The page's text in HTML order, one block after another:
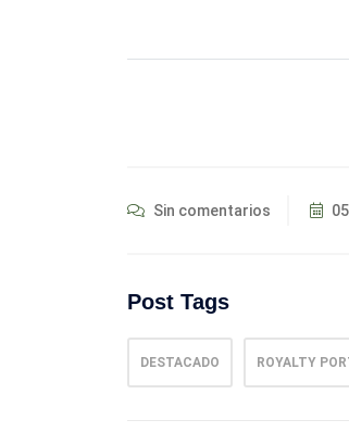
Sin comentarios
Post Tags
DESTACADO ROYALTY